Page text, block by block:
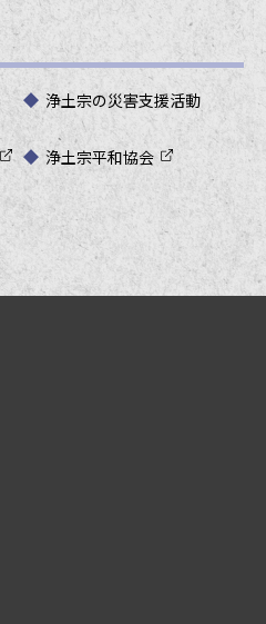
浄土宗の災害支援活動
浄土宗平和協会